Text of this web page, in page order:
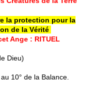
la protection pour la
de la Vérité
Ange : RITUEL
Dieu)
10° de la Balance.